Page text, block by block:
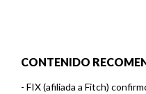
CONTENIDO
- FIX (afiliada a Fitch)